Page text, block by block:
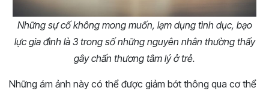
Những sự cố không mong muốn, lạm dụng tình dục, bạo
lực gia đình là 3 trong số những nguyên nhân thường thấy
gây chấn thương tâm lý ở trẻ.
Những ám ảnh này có thể được giảm bớt thông qua cơ thể